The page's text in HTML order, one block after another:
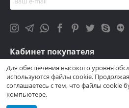
Кабинет покупателя
Магазин
Контакты
Для обеспечения высокого уровня
используются файлы cookie.
соглашаетесь с тем, что файлы cookie
компьютере.